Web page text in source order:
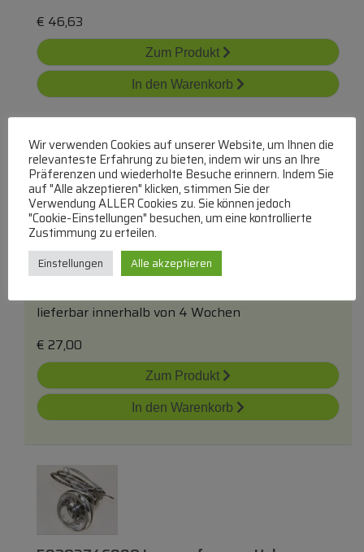
€ 46,63
Zum Produkt
In den Warenkorb
C00321419 480122101644 Lampenhalter
Halogen
WHIRLPOOL/INDESIT
lieferbar innerhalb von 4 Wochen
€ 27,00
Zum Produkt
In den Warenkorb
Wir verwenden Cookies auf unserer Website, um Ihnen die
relevanteste Erfahrung zu bieten, indem wir uns an Ihre
Präferenzen und wiederholte Besuche erinnern. Indem Sie
auf "Alle akzeptieren" klicken, stimmen Sie der
Verwendung ALLER Cookies zu. Sie können jedoch
"Cookie-Einstellungen" besuchen, um eine kontrollierte
Zustimmung zu erteilen.
Einstellungen Alle akzeptieren